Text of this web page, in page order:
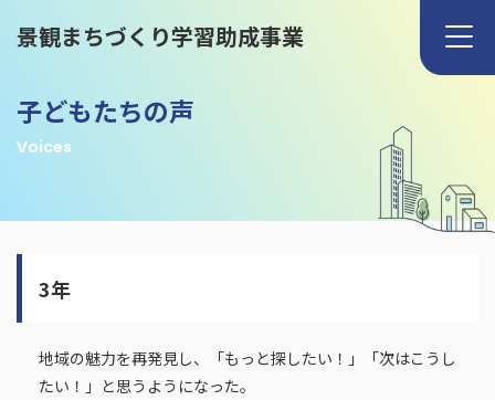
景観まちづくり学習助成事業
子どもたちの声
Voices
3年
地域の魅力を再発見し、「もっと探したい！」「次はこうし
たい！」と思うようになった。